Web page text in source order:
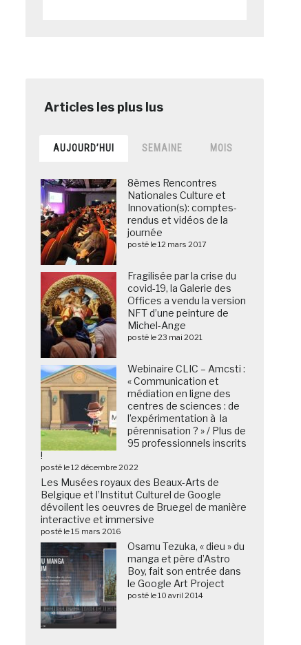
AUJOURD’HUI SEMAINE MOIS
8èmes Rencontres
Nationales Culture et
Innovation(s): comptes-
rendus et vidéos de la
journée
posté le 12 mars 2017
Fragilisée par la crise du
covid-19, la Galerie des
Offices a vendu la version
NFT d’une peinture de
Michel-Ange
posté le 23 mai 2021
Webinaire CLIC – Amcsti :
« Communication et
médiation en ligne des
centres de sciences : de
l’expérimentation à la
pérennisation ? » / Plus de
95 professionnels inscrits
!
posté le 12 décembre 2022
Les Musées royaux des Beaux-Arts de
Belgique et l’Institut Culturel de Google
dévoilent les oeuvres de Bruegel de manière
interactive et immersive
posté le 15 mars 2016
Osamu Tezuka, « dieu » du
manga et père d’Astro
Boy, fait son entrée dans
le Google Art Project
posté le 10 avril 2014